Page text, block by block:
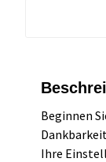
Beginnen
Ihre